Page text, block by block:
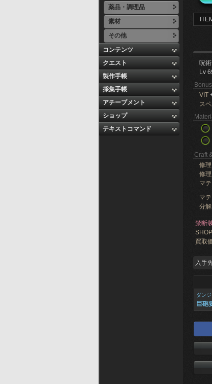
薬品・調理品
素材
その他
コンテンツ
クエスト
製作手帳
採集手帳
アチーブメント
ショップ
テキストコマンド
呪
Lv
VIT
ス
Craft
修
修
マ
マ
分
禁断
買取
入手
ダン
巨砲